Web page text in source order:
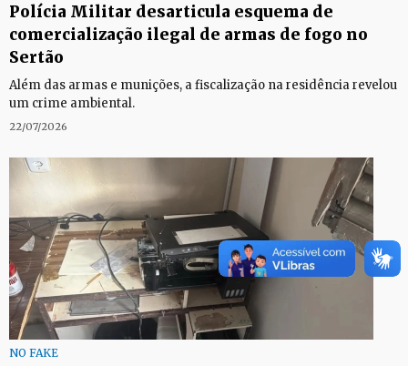
Polícia Militar desarticula esquema de
comercialização ilegal de armas de fogo no
Sertão
Além das armas e munições, a fiscalização na residência revelou
um crime ambiental.
22/07/2026
NO FAKE